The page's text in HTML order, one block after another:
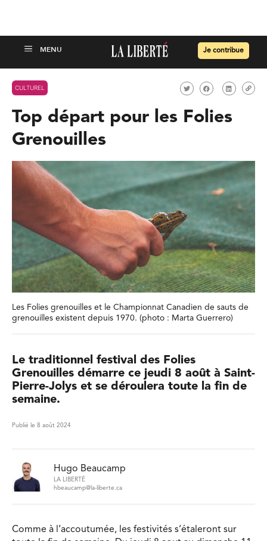
Je contribue
CULTUREL
Top départ pour les Folies
Grenouilles
Les Folies grenouilles et le Championnat Canadien de sauts de
grenouilles existent depuis 1970. (photo : Marta Guerrero)
Le traditionnel festival des Folies
Grenouilles démarre ce jeudi 8 août à Saint-
Pierre-Jolys et se déroulera toute la fin de
semaine.
Publié le 8 août 2024
Hugo Beaucamp
LA LIBERTÉ
hbeaucamp@la-liberte.ca
Comme à l’accoutumée, les festivités s’étaleront sur